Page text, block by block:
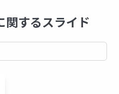
するスライド